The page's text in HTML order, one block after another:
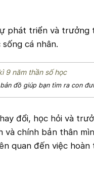
phát triển và trưởng
cá nhân.
đồ giúp bạn tìm ra con
đổi, học hỏi và
và chính bản thân
quan đến việc